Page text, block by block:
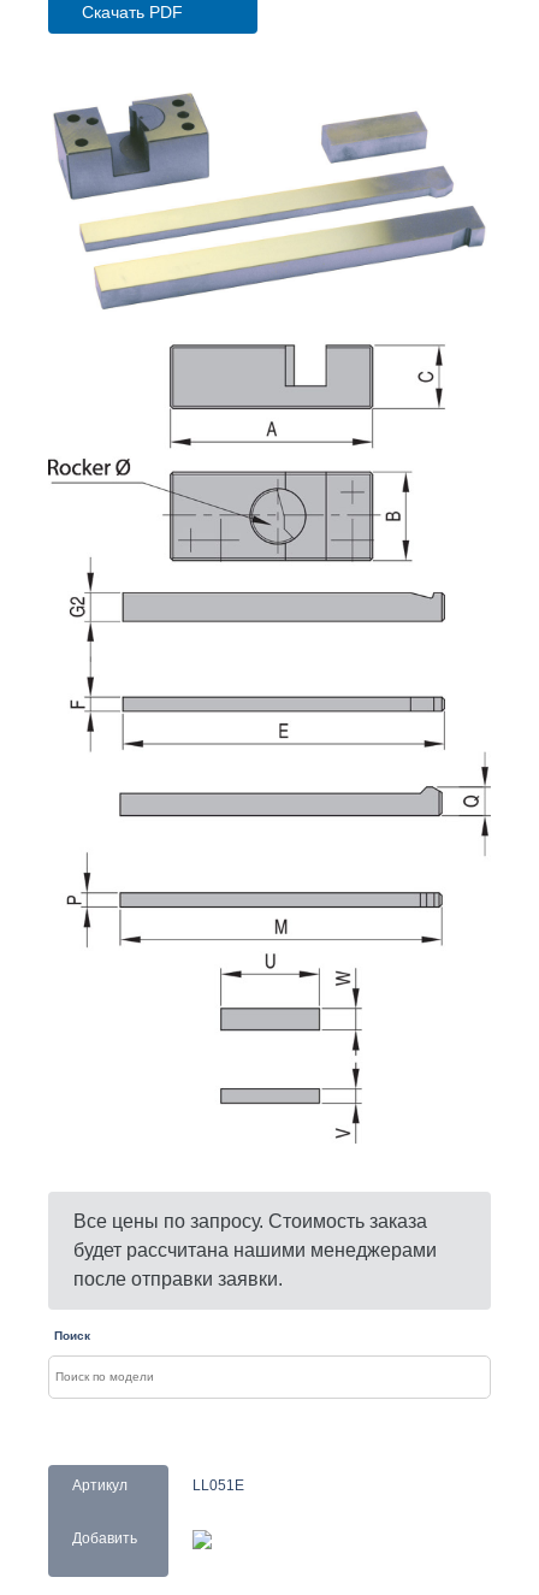
Скачать PDF
Все цены по запросу. Стоимость заказа
будет рассчитана нашими менеджерами
после отправки заявки.
Поиск
Артикул
Добавить
LL051E